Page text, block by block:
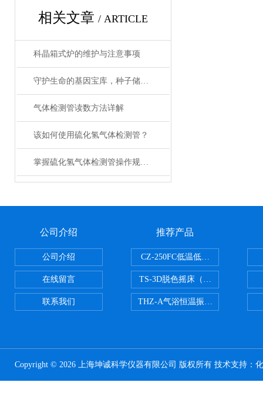
相关文章 / ARTICLE
科晶箱式炉的维护与注意事项
守护生命的基因宝库，种子储藏柜使用事项详解
气体检测管读数方法详解
该如何使用硫化氢气体检测管？
掌握硫化氢气体检测管操作规范，筑牢作业安全防线
公司介绍
公司介绍
在线留言
联系我们
推荐产品
CZ-250FC低温低湿种子储藏柜
TS-3D脱色摇床（三维运动）
THZ-A气浴恒温振荡器
Copyright © 2026 上海坤诚科学仪器有限公司 版权所有 技术支持：